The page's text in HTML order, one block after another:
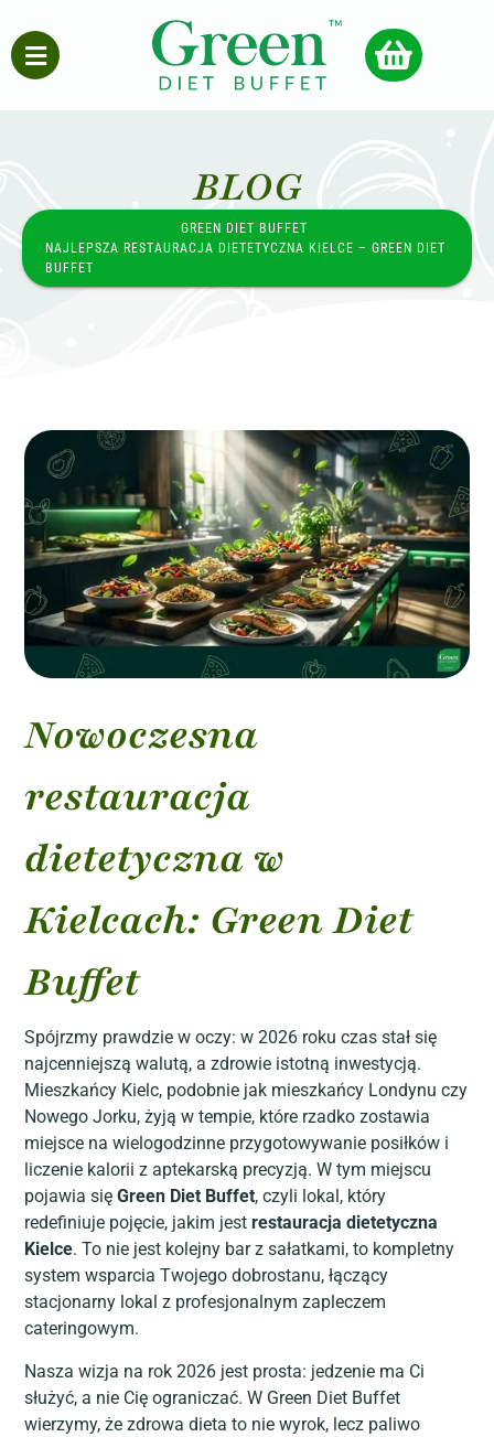
BLOG
GREEN DIET BUFFET
NAJLEPSZA RESTAURACJA DIETETYCZNA KIELCE – GREEN DIET
BUFFET
Nowoczesna
restauracja
dietetyczna w
Kielcach: Green Diet
Buffet
Spójrzmy prawdzie w oczy: w 2026 roku czas stał się
najcenniejszą walutą, a zdrowie istotną inwestycją.
Mieszkańcy Kielc, podobnie jak mieszkańcy Londynu czy
Nowego Jorku, żyją w tempie, które rzadko zostawia
miejsce na wielogodzinne przygotowywanie posiłków i
liczenie kalorii z aptekarską precyzją. W tym miejscu
pojawia sięGreen Diet Buffet, czyli lokal, który
redefiniuje pojęcie, jakim jestrestauracja dietetyczna
Kielce. To nie jest kolejny bar z sałatkami, to kompletny
system wsparcia Twojego dobrostanu, łączący
stacjonarny lokal z profesjonalnym zapleczem
cateringowym.
Nasza wizja na rok 2026 jest prosta: jedzenie ma Ci
służyć, a nie Cię ograniczać. W Green Diet Buffet
wierzymy, że zdrowa dieta to nie wyrok, lecz paliwo